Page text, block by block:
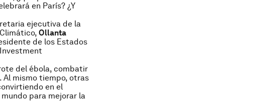
en París? ¿Y
ejecutiva de la
Ollanta
de los Estados
del ébola, combatir
Al mismo tiempo, otras
en el
para mejorar la